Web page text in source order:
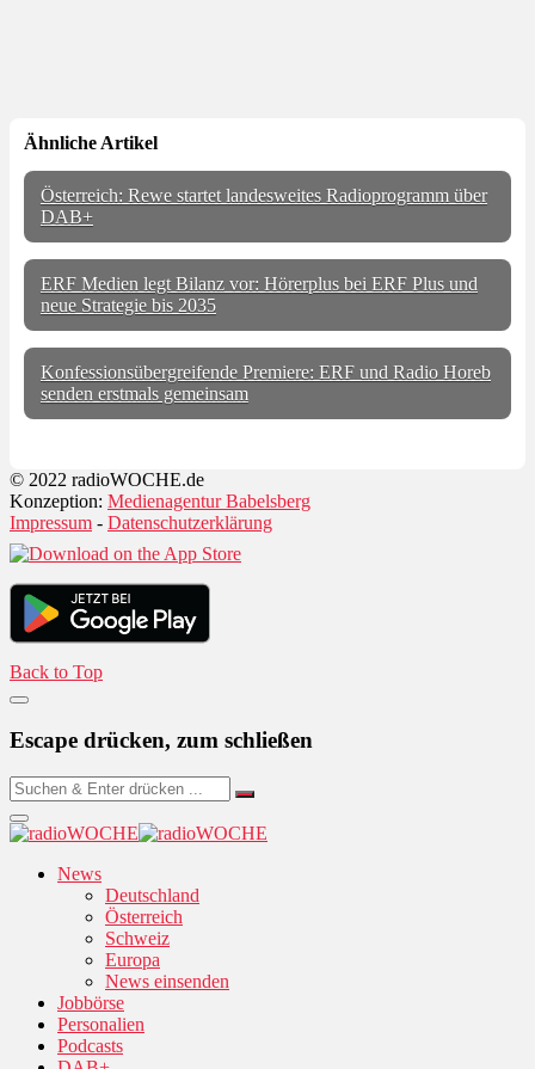
Ähnliche Artikel
Österreich: Rewe startet landesweites Radioprogramm über
DAB+
ERF Medien legt Bilanz vor: Hörerplus bei ERF Plus und
neue Strategie bis 2035
Konfessionsübergreifende Premiere: ERF und Radio Horeb
senden erstmals gemeinsam
© 2022 radioWOCHE.de
Konzeption: Medienagentur Babelsberg
Impressum - Datenschutzerklärung
Back to Top
Escape drücken, zum schließen
News
Deutschland
Österreich
Schweiz
Europa
News einsenden
Jobbörse
Personalien
Podcasts